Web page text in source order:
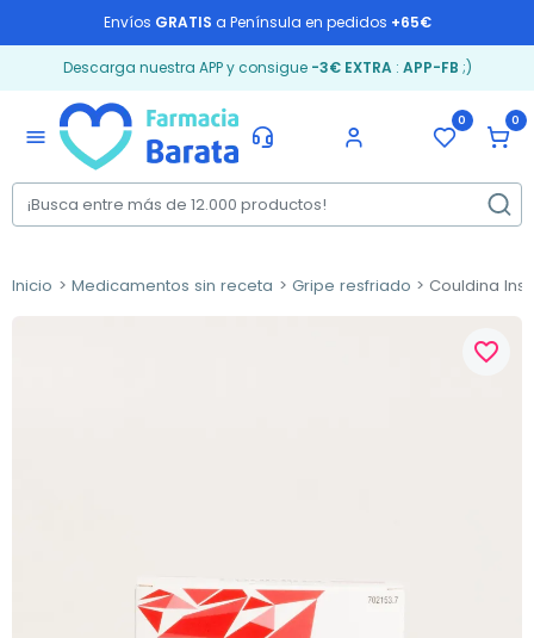
Envíos GRATIS a Península en pedidos +65€
Descarga nuestra APP y consigue -3€ EXTRA: APP-FB ;)
menu
0 0
Inicio Medicamentos sin receta Gripe resfriado Couldina
favorite_border